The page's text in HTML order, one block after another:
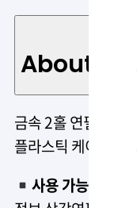
About
금속 2홀 연필깎이 내
플라스틱 케이스,
사용 가능 연필: